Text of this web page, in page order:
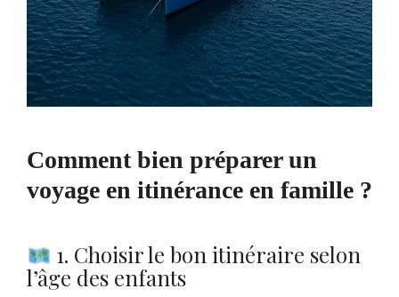
Comment bien préparer un
voyage en itinérance en famille ?
1. Choisir le bon itinéraire selon
l’âge des enfants